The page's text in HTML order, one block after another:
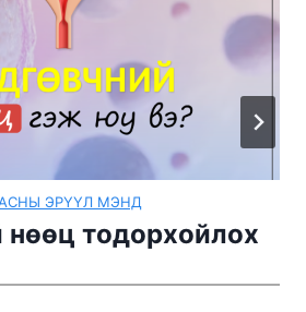
ЭРҮҮЛ МЭНД
нөөц тодорхойлох